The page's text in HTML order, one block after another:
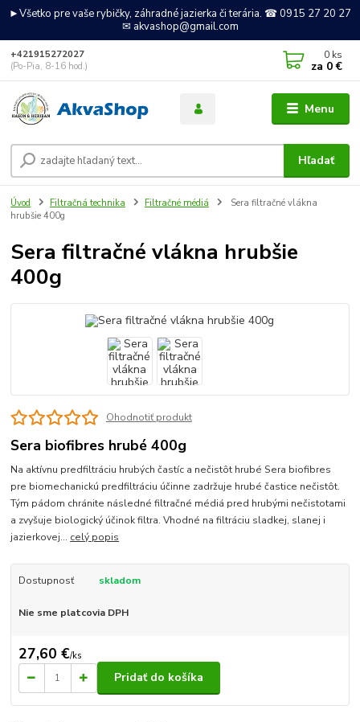
►Všetko pre vaše rybičky, záhradné jazierka či terária. ☎ 0915 27 20 27
✉ akvashop@gmail.com
Menu
Hľadať
+421915272027
(Po-Pia, 8-16 hod.)
0 ks
za 0 €
Úvod Filtračná technika Filtračné médiá
Sera filtračné vlákna
hrubšie 400g
Sera filtračné vlákna hrubšie
400g
Ohodnotiť produkt
Sera biofibres hrubé 400g
Na aktívnu predfiltráciu hrubých častíc a nečistôt hrubé Sera biofibres
pre biomechanickú predfiltráciu účinne zadržuje hrubé častice nečistôt.
Tým pádom chránite následné filtračné médiá pred hrubými nečistotami
a zvyšuje biologický účinok filtra. Vhodné na filtráciu sladkej, slanej i
jazierkovej... celý popis
Dostupnosť skladom
Nie sme platcovia DPH
27,60 €/ks
Pridať do košíka